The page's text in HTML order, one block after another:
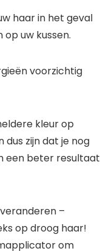
haar in het geval
uw kussen.
voorzichtig
kleur op
zijn dat je nog
een ​​beter resultaat
–
op droog haar!
om